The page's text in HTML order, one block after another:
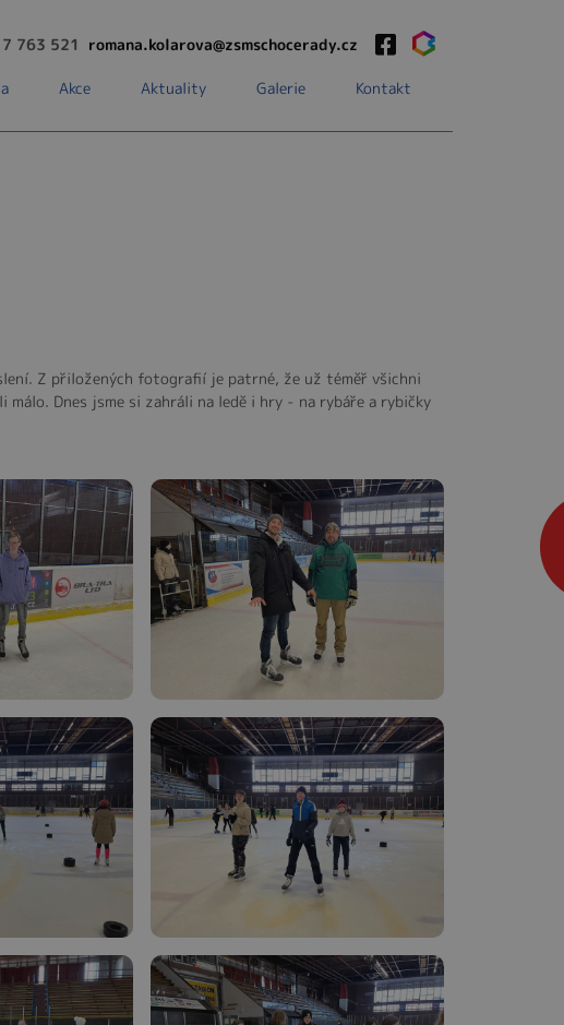
763 521 romana.kolarova@zsmschocerady.cz
Akce Aktuality Galerie Kontakt
Z přiložených fotografií je patrné, že už téměř všichni
Dnes jsme si zahráli na ledě i hry - na rybáře a rybičky